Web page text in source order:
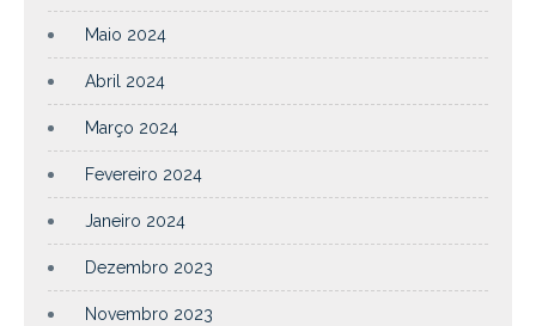
Maio 2024
Abril 2024
Março 2024
Fevereiro 2024
Janeiro 2024
Dezembro 2023
Novembro 2023